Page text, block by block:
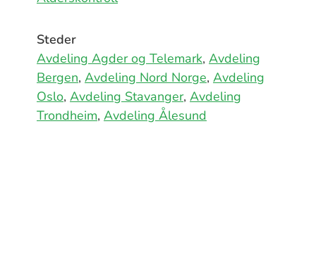
Steder
Avdeling Agder og Telemark, Avdeling
Bergen, Avdeling Nord Norge, Avdeling
Oslo, Avdeling Stavanger, Avdeling
Trondheim, Avdeling Ålesund